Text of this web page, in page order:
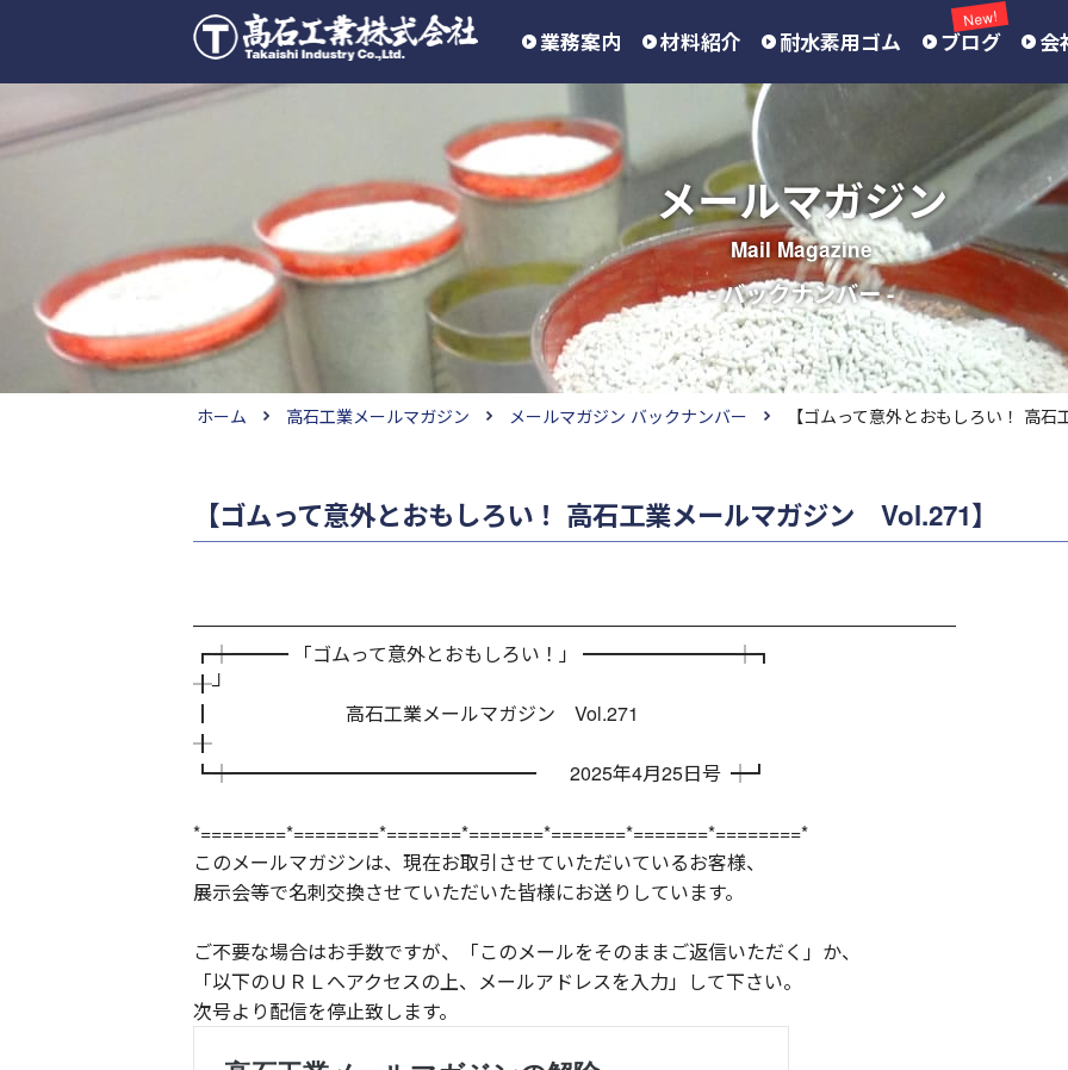
業務案内 材料紹介 耐水素用ゴム ブログ
New!
会
メールマガジン
Mail Magazine
- バックナンバー -
ホーム 高石工業メールマガジン メールマガジン バックナンバー 【ゴムって意外とおもしろい！ 高
【ゴムって意外とおもしろい！ 高石工業メールマガジン Vol.271】
――――――――――――――――――――――――――――――――――――――――
┏┿━━━ 「ゴムって意外とおもしろい！」 ━━━━━━━━┿┓
╂┘
┃ 高石工業メールマガジン Vol.271
╂
┗┿━━━━━━━━━━━━━━━━ 2025年4月25日号 ┿┛
*========*========*=======*=======*=======*=======*========*
このメールマガジンは、現在お取引させていただいているお客様、
展示会等で名刺交換させていただいた皆様にお送りしています。
ご不要な場合はお手数ですが、「このメールをそのままご返信いただく」か、
「以下のＵＲＬへアクセスの上、メールアドレスを入力」して下さい。
次号より配信を停止致します。